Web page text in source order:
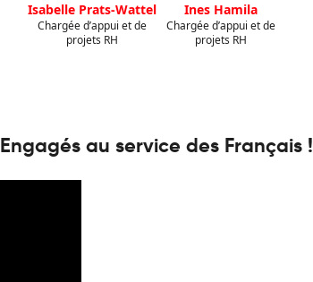
Isabelle Prats-Wattel
Chargée d’appui et de
projets RH
Ines Hamila
Chargée d’appui et de
projets RH
Engagés au service des Français !